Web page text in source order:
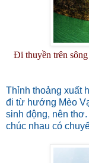
Đi thuyền trên
Thỉnh thoảng xuất
đi từ hướng Mèo
sinh động, nên
chúc nhau có